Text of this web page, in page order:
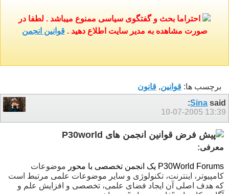
احتراما بحث و گفتگوی سیاسی ممنوع میباشد . لطفا در
صورت مشاهده به مدیر سایت اطلاع دهید .قوانین انجمن
برچسب ها: قوانین, قانون
Sina said:
10-07-2005 13:39
قوانين انجمن های P30world
معرفی:
P30World Forums یک انجمن تخصصی با محور
موضوعات
کامپیوتر، اینترنت، تکنولوژی و سایر موضوعات علمی مرتبط است
که هدف اصلی آن ایجاد فضای علمی، تخصصی و افزایش علم و